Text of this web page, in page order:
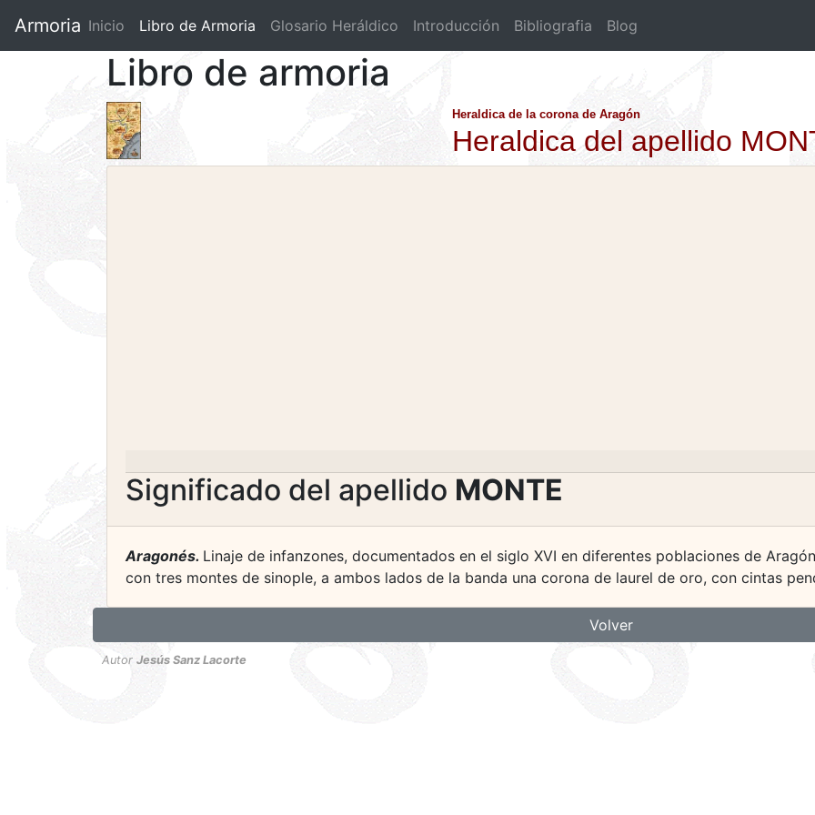
Armoria Inicio Libro de Armoria (current)
Glosario Heráldico Introducción Bibliografia Blog
Libro de armoria
Heraldica de la corona de Aragón
Heraldica del apellido
Significado del apellido MONTE
Aragonés. Linaje de infanzones, documentados en el siglo XVI en diferentes poblaciones de
con tres montes de sinople, a ambos lados de la banda una corona de laurel de oro, con cintas
Volver
Autor Jesús Sanz Lacorte